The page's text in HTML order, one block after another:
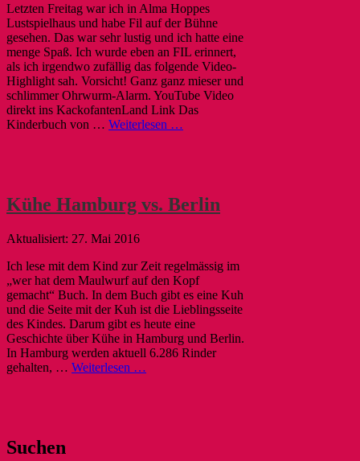
Letzten Freitag war ich in Alma Hoppes
Lustspielhaus und habe Fil auf der Bühne
gesehen. Das war sehr lustig und ich hatte eine
menge Spaß. Ich wurde eben an FIL erinnert,
als ich irgendwo zufällig das folgende Video-
Highlight sah. Vorsicht! Ganz ganz mieser und
schlimmer Ohrwurm-Alarm. YouTube Video
direkt ins KackofantenLand Link Das
Kinderbuch von … Weiterlesen …
Kühe Hamburg vs. Berlin
27. Mai 2016
Ich lese mit dem Kind zur Zeit regelmässig im
„wer hat dem Maulwurf auf den Kopf
gemacht“ Buch. In dem Buch gibt es eine Kuh
und die Seite mit der Kuh ist die Lieblingsseite
des Kindes. Darum gibt es heute eine
Geschichte über Kühe in Hamburg und Berlin.
In Hamburg werden aktuell 6.286 Rinder
gehalten, … Weiterlesen …
Suchen